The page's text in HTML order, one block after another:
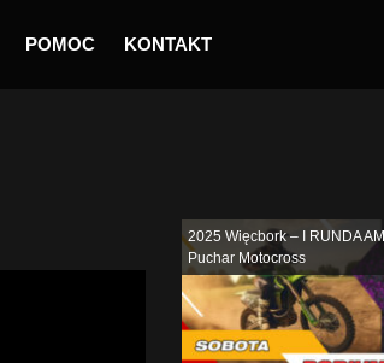
POMOC KONTAKT
2025 Więcbork – I RUNDA
Puchar Motocross